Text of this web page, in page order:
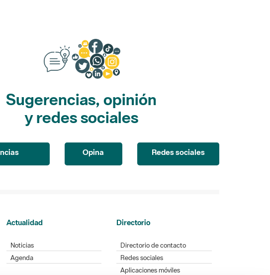
Sugerencias, opinión
y redes sociales
Opina Redes sociales
Actualidad
Noticias
Agenda
Directorio
Directorio de contacto
Redes sociales
Aplicaciones móviles